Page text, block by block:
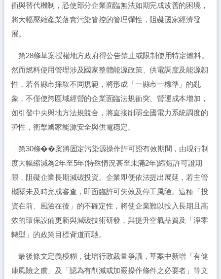
衝與替代機制，恐使部分企業面臨無法如期完成改善的困境，
將大幅壓縮產業落實污染管控的管理彈性，阻礙國家經濟發
展。
第28條草案授權地方政府得公告禁止或限制使用特定燃料。
然而燃料使用管理涉及國家整體能源政策、供電調度及能源韌
性，若各縣市採取不同規範，將形成「一縣市一標準」的亂
象，不僅使跨區域經營的企業面臨法規衝突、營運成本增加，
如引發中央與地方法規競合，將直接削弱全國電力系統調度的
彈性，衝擊國家能源安全與供電穩定。
第30條��案將固定污染源操作許可證有效期間，由現行制
度大幅縮減為2年至5年(特殊情況甚至未滿2年)縮短許可證期
限，阻礙企業長期減碳投資。企業即便依法提出展延，若主管
機關未及時完成審查，即面臨許可失效及停工風險。這種「投
資在前、風險在後」的不確定性，將使企業難以投入長期且高
效的環保設備更新與減碳技術研發，與提升空氣品質及「淨零
轉型」的政策目標背道而馳。
最後條文定義模糊，徒增行政裁量爭議，草案中新增「有健
康風險之虞」及「認為有削減或加嚴操作條件之必要者」等文